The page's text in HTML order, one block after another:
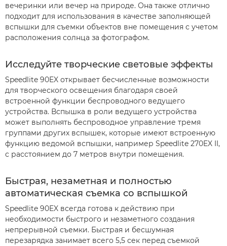
вечеринки или вечер на природе. Она также отлично
подходит для использования в качестве заполняющей
вспышки для съемки объектов вне помещения с учетом
расположения солнца за фотографом.
Исследуйте творческие световые эффекты
Speedlite 90EX открывает бесчисленные возможности
для творческого освещения благодаря своей
встроенной функции беспроводного ведущего
устройства. Вспышка в роли ведущего устройства
может выполнять беспроводное управление тремя
группами других вспышек, которые имеют встроенную
функцию ведомой вспышки, например Speedlite 270EX II,
с расстоянием до 7 метров внутри помещения.
Быстрая, незаметная и полностью
автоматическая съемка со вспышкой
Speedlite 90EX всегда готова к действию при
необходимости быстрого и незаметного создания
непрерывной съемки. Быстрая и бесшумная
перезарядка занимает всего 5,5 сек перед съемкой